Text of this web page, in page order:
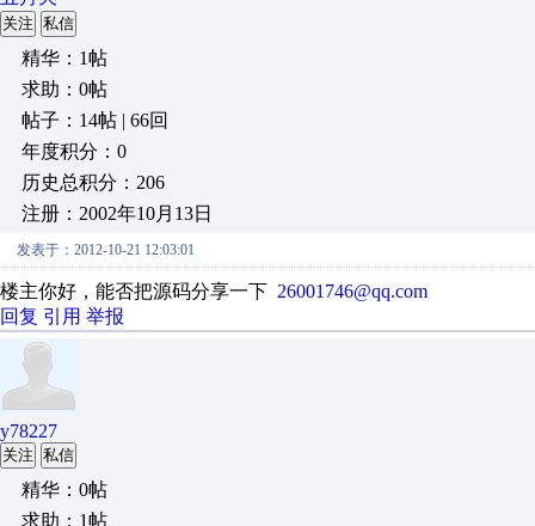
关注 私信
精华：1帖
求助：0帖
帖子：14帖 | 66回
年度积分：0
历史总积分：206
注册：2002年10月13日
发表于：2012-10-21 12:03:01
楼主你好，能否把源码分享一下 26001746@qq.com
回复 引用 举报
y78227
关注 私信
精华：0帖
求助：1帖